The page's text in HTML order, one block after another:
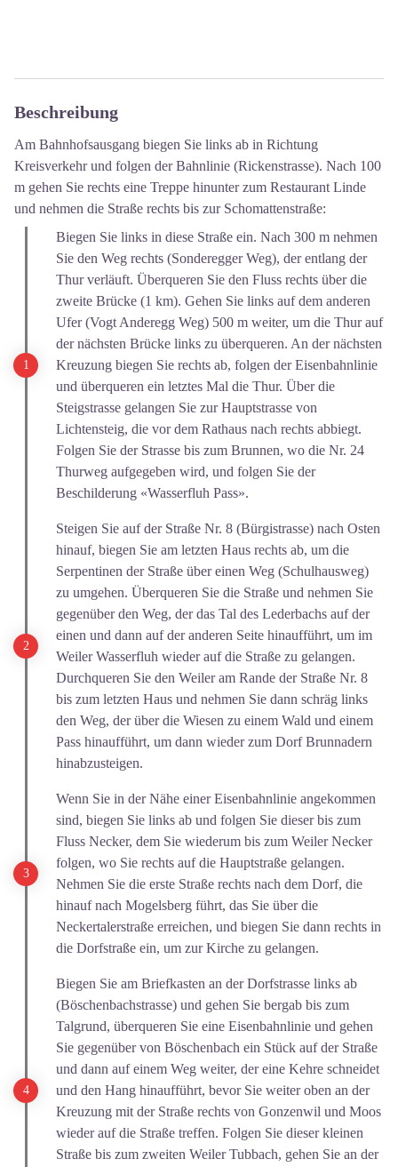
Beschreibung
Am Bahnhofsausgang biegen Sie links ab in Richtung
Kreisverkehr und folgen der Bahnlinie (Rickenstrasse). Nach 100
m gehen Sie rechts eine Treppe hinunter zum Restaurant Linde
und nehmen die Straße rechts bis zur Schomattenstraße:
Biegen Sie links in diese Straße ein. Nach 300 m nehmen
Sie den Weg rechts (Sonderegger Weg), der entlang der
Thur verläuft. Überqueren Sie den Fluss rechts über die
zweite Brücke (1 km). Gehen Sie links auf dem anderen
Ufer (Vogt Anderegg Weg) 500 m weiter, um die Thur auf
der nächsten Brücke links zu überqueren. An der nächsten
Kreuzung biegen Sie rechts ab, folgen der Eisenbahnlinie
und überqueren ein letztes Mal die Thur. Über die
Steigstrasse gelangen Sie zur Hauptstrasse von
Lichtensteig, die vor dem Rathaus nach rechts abbiegt.
Folgen Sie der Strasse bis zum Brunnen, wo die Nr. 24
Thurweg aufgegeben wird, und folgen Sie der
Beschilderung «Wasserfluh Pass».
Steigen Sie auf der Straße Nr. 8 (Bürgistrasse) nach Osten
hinauf, biegen Sie am letzten Haus rechts ab, um die
Serpentinen der Straße über einen Weg (Schulhausweg)
zu umgehen. Überqueren Sie die Straße und nehmen Sie
gegenüber den Weg, der das Tal des Lederbachs auf der
einen und dann auf der anderen Seite hinaufführt, um im
Weiler Wasserfluh wieder auf die Straße zu gelangen.
Durchqueren Sie den Weiler am Rande der Straße Nr. 8
bis zum letzten Haus und nehmen Sie dann schräg links
den Weg, der über die Wiesen zu einem Wald und einem
Pass hinaufführt, um dann wieder zum Dorf Brunnadern
hinabzusteigen.
Wenn Sie in der Nähe einer Eisenbahnlinie angekommen
sind, biegen Sie links ab und folgen Sie dieser bis zum
Fluss Necker, dem Sie wiederum bis zum Weiler Necker
folgen, wo Sie rechts auf die Hauptstraße gelangen.
Nehmen Sie die erste Straße rechts nach dem Dorf, die
hinauf nach Mogelsberg führt, das Sie über die
Neckertalerstraße erreichen, und biegen Sie dann rechts in
die Dorfstraße ein, um zur Kirche zu gelangen.
Biegen Sie am Briefkasten an der Dorfstrasse links ab
(Böschenbachstrasse) und gehen Sie bergab bis zum
Talgrund, überqueren Sie eine Eisenbahnlinie und gehen
Sie gegenüber von Böschenbach ein Stück auf der Straße
und dann auf einem Weg weiter, der eine Kehre schneidet
und den Hang hinaufführt, bevor Sie weiter oben an der
Kreuzung mit der Straße rechts von Gonzenwil und Moos
wieder auf die Straße treffen. Folgen Sie dieser kleinen
Straße bis zum zweiten Weiler Tubbach, gehen Sie an der